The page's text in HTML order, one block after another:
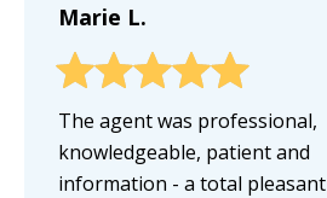
Marie L.
The agent was professional,
knowledgeable, patient and
information - a total pleasant